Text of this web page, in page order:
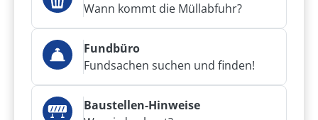
Wann kommt die Müllabfuhr?
Fundbüro
Fundsachen suchen und finden!
Baustellen-Hinweise